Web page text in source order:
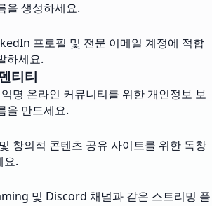
을 생성하세요.
프로필 및 전문 이메일 계정에 적합
하세요.
티티
명 온라인 커뮤니티를 위한 개인정보 보
을 만드세요.
창의적 콘텐츠 공유 사이트를 위한 독창
요.
및 Discord 채널과 같은 스트리밍 플